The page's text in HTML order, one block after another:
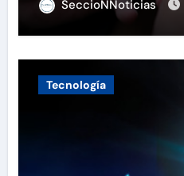
SeccioNNoticias
Tecnología